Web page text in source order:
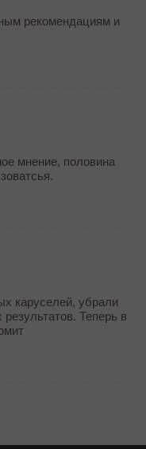
рекомендациям и
мнение, половина
каруселей, убрали
Теперь в